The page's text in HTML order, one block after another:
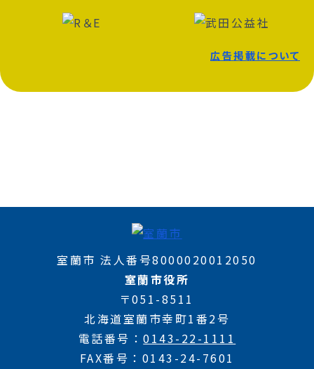
広告掲載について
室蘭市 法人番号8000020012050
室蘭市役所
〒051-8511
北海道室蘭市幸町1番2号
電話番号
0143-22-1111
FAX番号
0143-24-7601